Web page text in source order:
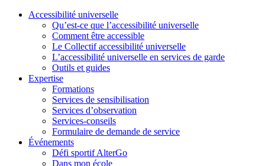
Accessibilité universelle
Qu’est-ce que l’accessibilité universelle
Comment être accessible
Le Collectif accessibilité universelle
L’accessibilité universelle en services de garde
Outils et guides
Expertise
Formations
Services de sensibilisation
Services d’observation
Services-conseils
Formulaire de demande de service
Événements
Défi sportif AlterGo
Dans mon école